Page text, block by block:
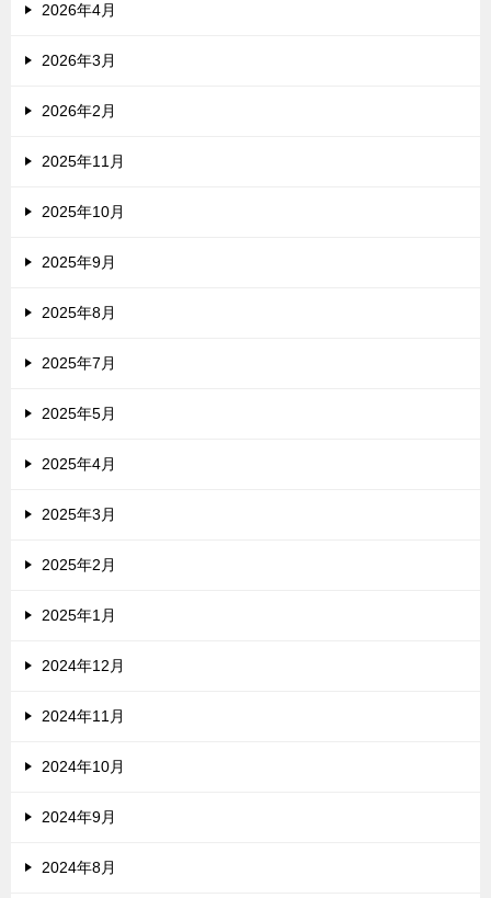
2026年4月
2026年3月
2026年2月
2025年11月
2025年10月
2025年9月
2025年8月
2025年7月
2025年5月
2025年4月
2025年3月
2025年2月
2025年1月
2024年12月
2024年11月
2024年10月
2024年9月
2024年8月